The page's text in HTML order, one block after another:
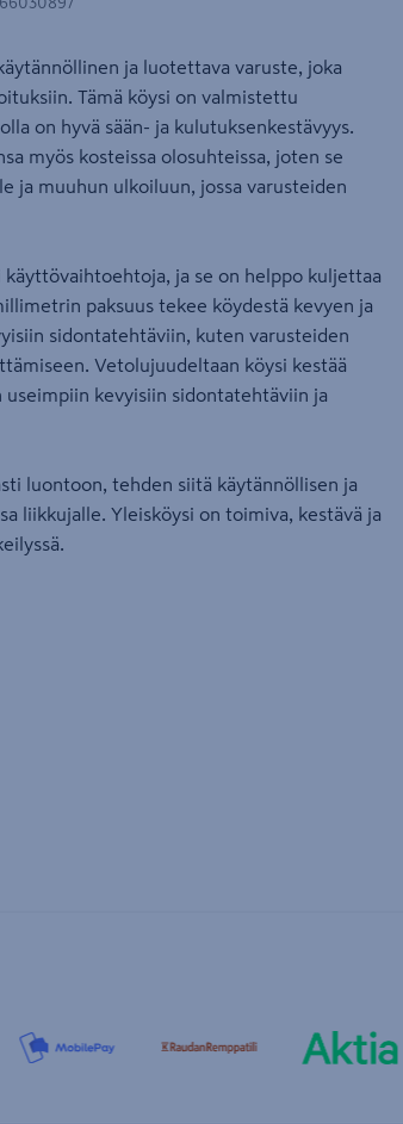
ja luotettava varuste, joka
Tämä köysi on valmistettu
on hyvä sään- ja kulutuksenkestävyys.
myös kosteissa olosuhteissa, joten se
ja muuhun ulkoiluun, jossa varusteiden
ja se on helppo kuljettaa
paksuus tekee köydestä kevyen ja
sidontatehtäviin, kuten varusteiden
Vetolujuudeltaan köysi kestää
useimpiin kevyisiin sidontatehtäviin ja
luontoon, tehden siitä käytännöllisen ja
liikkujalle. Yleisköysi on toimiva, kestävä ja